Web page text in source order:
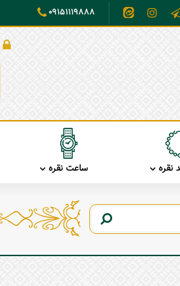
09151119888
نقره ساعت نقره